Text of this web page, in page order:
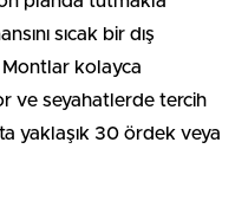
sıcak bir dış
Montlar kolayca
ve seyahatlerde tercih
yaklaşık 30 ördek veya